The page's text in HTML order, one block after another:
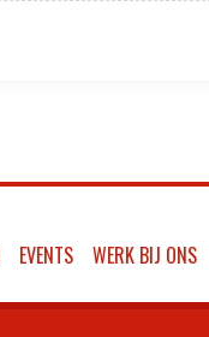
EVENTS WERK BIJ ONS